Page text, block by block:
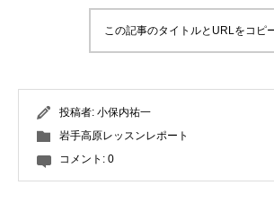
プレゼント
プレゼント付メルマガ
お問合せ 特定商取引法に基づく表記 プラ
この記事のタイトルとURLをコピ
投稿者: 小保内祐一
岩手高原レッスンレポート
コメント: 0